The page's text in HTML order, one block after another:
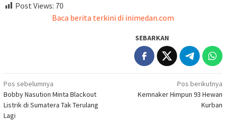
Post Views: 70
Baca berita terkini di inimedan.com
SEBARKAN
Navigasi
pos
Pos sebelumnya
Bobby Nasution Minta Blackout
Listrik di Sumatera Tak Terulang
Lagi
Pos berikutnya
Kemnaker Himpun 93 Hewan
Kurban